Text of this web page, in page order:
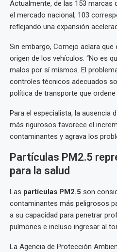
Actualmente, de las 153 marcas
el mercado nacional, 103
reflejando una expansión
Sin embargo, Cornejo aclara que
origen de los vehículos. “No es
malos por sí mismos. El
controles técnicos adecuados
política de transporte que
Para el especialista, la ausencia
más rigurosos favorece el
contaminantes y agrava los
Partículas PM2.5
para la salud
Las partículas PM2.5 son
contaminantes más peligrosos
a su capacidad para penetrar
pulmones e incluso ingresar al
La Agencia de Protección